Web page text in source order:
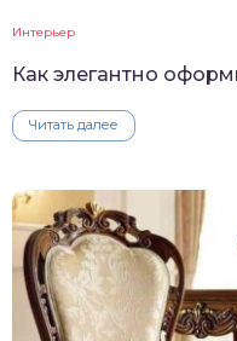
Интерьер
Как элегантно
Читать далее